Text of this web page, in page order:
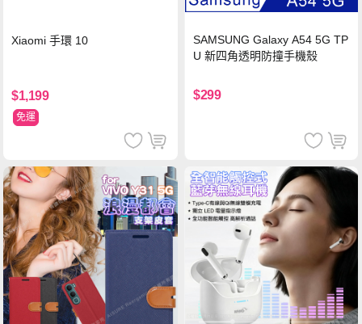
Xiaomi 手環 10
$1,199
免運
SAMSUNG Galaxy A54 5G TP
U 新四角透明防撞手機殼
$299